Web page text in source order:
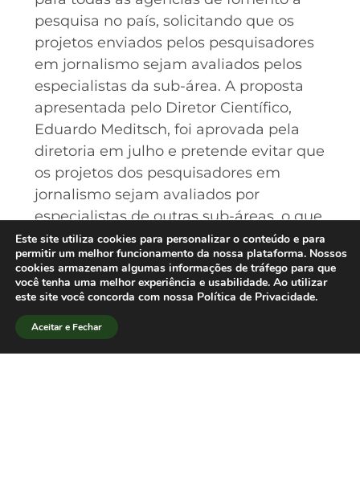
pesquisa no país, solicitando que os
projetos enviados pelos pesquisadores
em jornalismo sejam avaliados pelos
especialistas da sub-área. A proposta
apresentada pelo Diretor Científico,
Eduardo Meditsch, foi aprovada pela
diretoria em julho e pretende evitar que
os projetos dos pesquisadores em
jornalismo sejam avaliados por
especialistas de outras sub-áreas, o que
pode vir a dificultar a entrada dos
pesquisadores em jornalismo no
sistema nacional de fomento à
pesquisa, como ocorre atualmente.
[/lang_pt]
Este site utiliza cookies para personalizar o conteúdo e para
permitir um melhor funcionamento da nossa plataforma. Nossos
cookies armazenam algumas informações de tráfego para que
você tenha uma melhor experiência e usabilidade. Ao utilizar
este site você concorda com nossa Política de Privacidade.
Aceitar e Fechar